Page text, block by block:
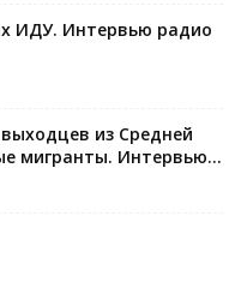
ИДУ. Интервью радио
из Средней
мигранты. Интервью...